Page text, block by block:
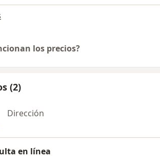
los precios?
(2)
Dirección
en línea